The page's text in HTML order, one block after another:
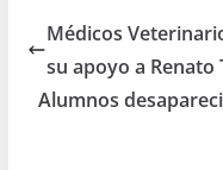
Médicos
su apoyo a Renato
Alumnos